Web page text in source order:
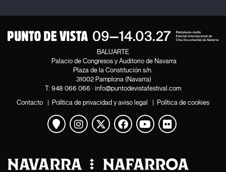
BALUARTE
Palacio de Congresos y Auditorio de Navarra
Plaza de la Constitución s/n.
31002 Pamplona (Navarra)
T. 948 066 066 · info@puntodevistafestival.com
Contacto | Política de privacidad y aviso legal | Política de cookies
Ver mapa
Instagram
Twitter
Facebook
Youtube
Flickr